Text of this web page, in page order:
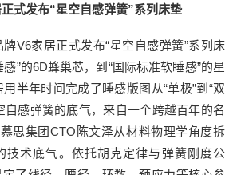
式发布“星空自感弹簧”系列床垫
V6家居正式发布“星空自感弹簧”系列床
”的6D蜂巢芯，到“国际标准软睡感”的星
半年时间完成了睡感版图从“单极”到“双
自感弹簧的底气，来自一个跨越百年的名
思集团CTO陈文泽从材料物理学角度拆
技术底气。依托胡克定律与弹簧刚度公